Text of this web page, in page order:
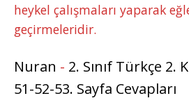
heykel çalışmaları yaparak
geçirmeleridir.
Nuran - 2. Sınıf Türkçe 2.
51-52-53. Sayfa Cevapları